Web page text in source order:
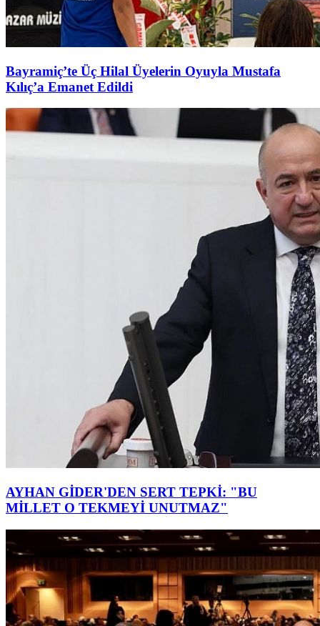
Bayramiç’te Üç Hilal Üyelerin Oyuyla Mustafa
Kılıç’a Emanet Edildi
AYHAN GİDER'DEN SERT TEPKİ: "BU
MİLLET O TEKMEYİ UNUTMAZ"